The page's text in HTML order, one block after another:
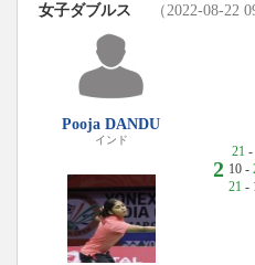
女子ダブルス （2022-08-22
Pooja DANDU
インド
2
21 -
10 -
21 -